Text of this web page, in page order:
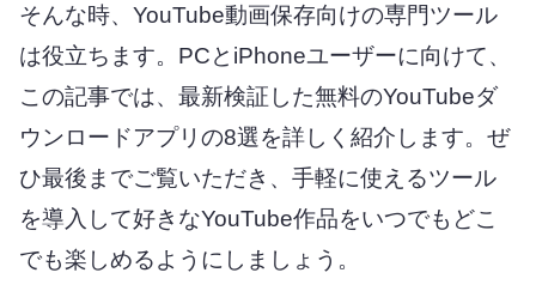
そんな時、YouTube動画保存向けの専門ツール
は役立ちます。PCとiPhoneユーザーに向けて、
この記事では、最新検証した無料のYouTubeダ
ウンロードアプリの8選を詳しく紹介します。ぜ
ひ最後までご覧いただき、手軽に使えるツール
を導入して好きなYouTube作品をいつでもどこ
でも楽しめるようにしましょう。